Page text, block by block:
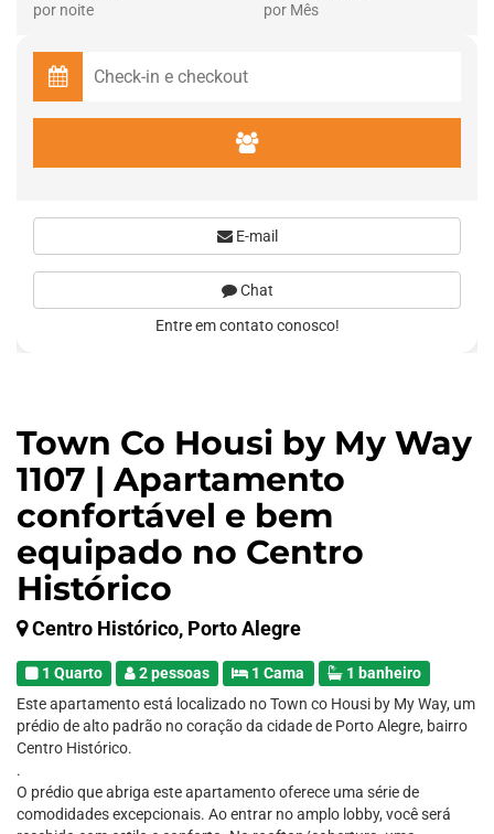
Town Co Housi by My Way
1107 | Apartamento
confortável e bem
equipado no Centro
Histórico
Centro Histórico, Porto Alegre
1 Quarto 2 pessoas 1 Cama
1 banheiro
Este apartamento está localizado no Town co Housi by My Way, um
prédio de alto padrão no coração da cidade de Porto Alegre, bairro
Centro Histórico.
.
O prédio que abriga este apartamento oferece uma série de
comodidades excepcionais. Ao entrar no amplo lobby, você será
por noite por Mês
E-mail
Chat
Entre em contato conosco!